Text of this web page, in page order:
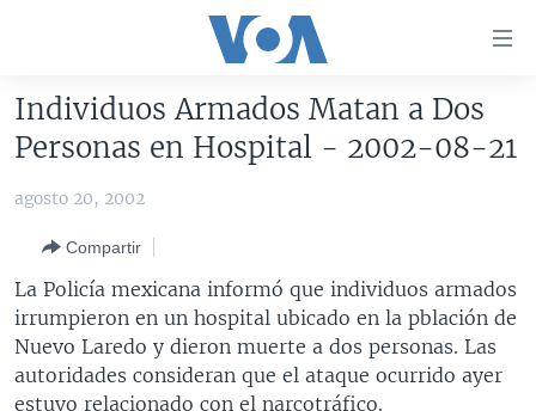
accesibilidad
principal
Salte
navegador
principal
Salte
AMÉRICA DEL NORTE
MÉXICO
HAITÍ
ELECCIONES EEUU
VOTO DIVIDIDO
VOA VERIFICA
VOA VERIFICA UCRANIA/RUSIA
VOA VERIFICA INMIGRACIÓN
VOA VERIFICA AMÉRICA LATINA
AMÉRICA LATINA
ARGENTINA
BOLIVIA
COLOMBIA
CHINA EN AMÉRICA LATINA
CENTROAMÉRICA
COSTA RICA
OTRAS SECCIONES
Individuos Armados Matan a Dos
Personas en Hospital - 2002-08-21
agosto 20, 2002
Compartir
La Policía mexicana informó que individuos armados
irrumpieron en un hospital ubicado en la pblación de
Nuevo Laredo y dieron muerte a dos personas. Las
autoridades consideran que el ataque ocurrido ayer
estuvo relacionado con el narcotráfico.